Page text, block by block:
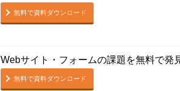
無料で資料ダウンロード
Webサイト・フォームの課題を無料で発
無料で資料ダウンロード